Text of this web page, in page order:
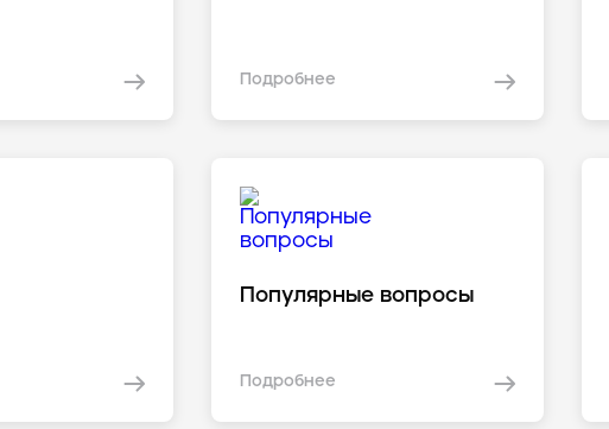
Подробнее
Популярные вопросы
Подробнее